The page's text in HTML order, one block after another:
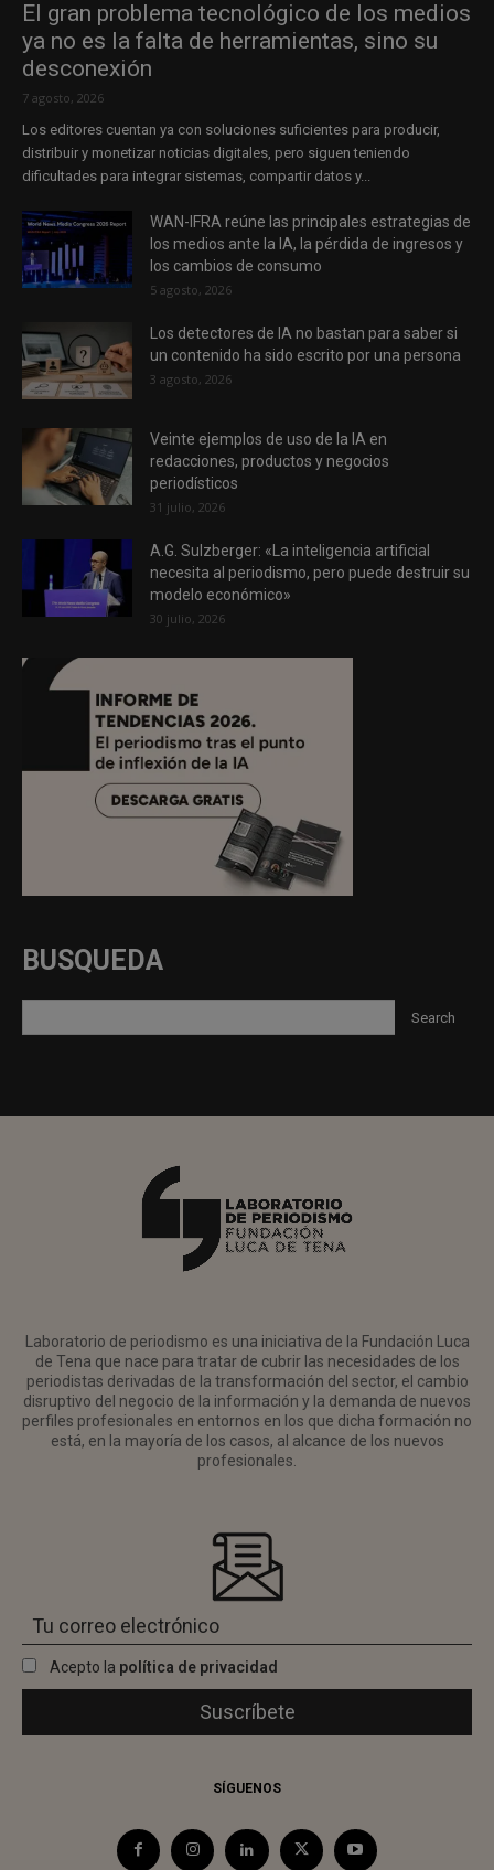
El gran problema tecnológico de los medios
ya no es la falta de herramientas, sino su
desconexión
7 agosto, 2026
Los editores cuentan ya con soluciones suficientes para producir,
distribuir y monetizar noticias digitales, pero siguen teniendo
dificultades para integrar sistemas, compartir datos y...
WAN-IFRA reúne las principales estrategias de
los medios ante la IA, la pérdida de ingresos y
los cambios de consumo
5 agosto, 2026
Los detectores de IA no bastan para saber si
un contenido ha sido escrito por una persona
3 agosto, 2026
Veinte ejemplos de uso de la IA en
redacciones, productos y negocios
periodísticos
31 julio, 2026
A.G. Sulzberger: «La inteligencia artificial
necesita al periodismo, pero puede destruir su
modelo económico»
30 julio, 2026
BUSQUEDA
Laboratorio de periodismo es una iniciativa de la Fundación Luca
de Tena que nace para tratar de cubrir las necesidades de los
periodistas derivadas de la transformación del sector, el cambio
disruptivo del negocio de la información y la demanda de nuevos
perfiles profesionales en entornos en los que dicha formación no
está, en la mayoría de los casos, al alcance de los nuevos
profesionales.
Acepto la política de privacidad
SÍGUENOS